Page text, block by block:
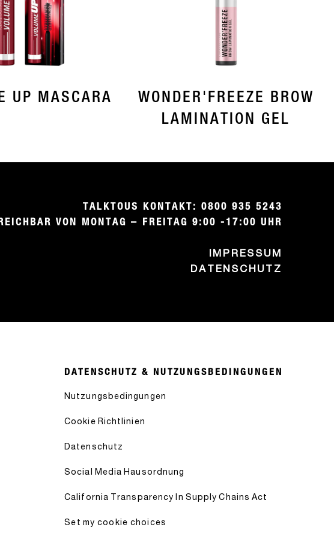
UP MASCARA
WONDER'FREEZE BROW
LAMINATION GEL
TALKTOUS KONTAKT: 0800 935 5243
VON MONTAG – FREITAG 9:00 -17:00 UHR
IMPRESSUM
DATENSCHUTZ
DATENSCHUTZ & NUTZUNGSBEDINGUNGEN
Nutzungsbedingungen
Cookie Richtlinien
Datenschutz
Social Media Hausordnung
California Transparency In Supply Chains Act
Set my cookie choices